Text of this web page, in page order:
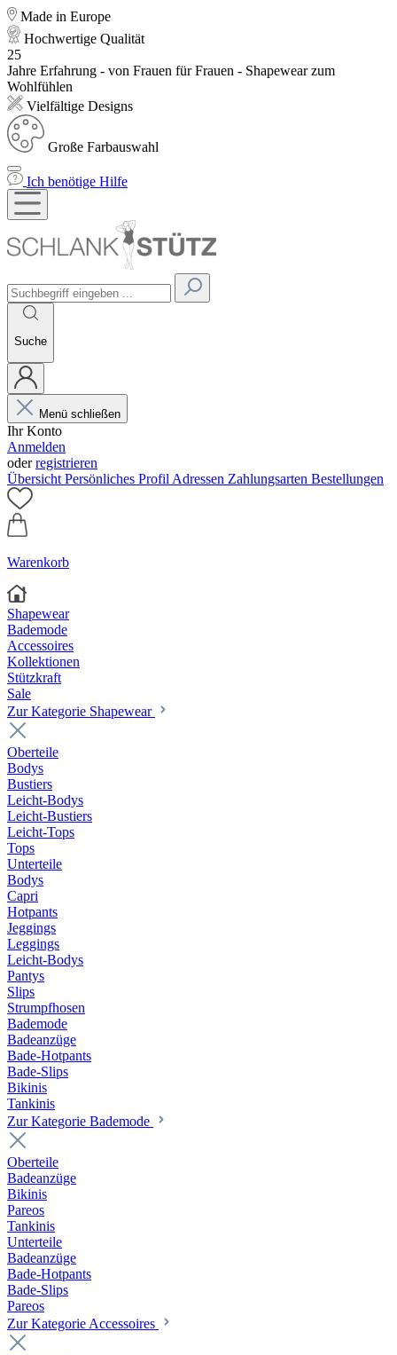
Made in Europe
Hochwertige Qualität
25
Jahre Erfahrung - von Frauen für Frauen - Shapewear zum
Wohlfühlen
Vielfältige Designs
Große Farbauswahl
Ich benötige Hilfe
Suche
Menü schließen
Ihr Konto
Anmelden
oderregistrieren
Übersicht Persönliches Profil Adressen Zahlungsarten Bestellungen
Warenkorb
Shapewear
Bademode
Accessoires
Kollektionen
Stützkraft
Sale
Zur Kategorie Shapewear
Oberteile
Bodys
Bustiers
Leicht-Bodys
Leicht-Bustiers
Leicht-Tops
Tops
Unterteile
Bodys
Capri
Hotpants
Jeggings
Leggings
Leicht-Bodys
Pantys
Slips
Strumpfhosen
Bademode
Badeanzüge
Bade-Hotpants
Bade-Slips
Bikinis
Tankinis
Zur Kategorie Bademode
Oberteile
Badeanzüge
Bikinis
Pareos
Tankinis
Unterteile
Badeanzüge
Bade-Hotpants
Bade-Slips
Pareos
Zur Kategorie Accessoires